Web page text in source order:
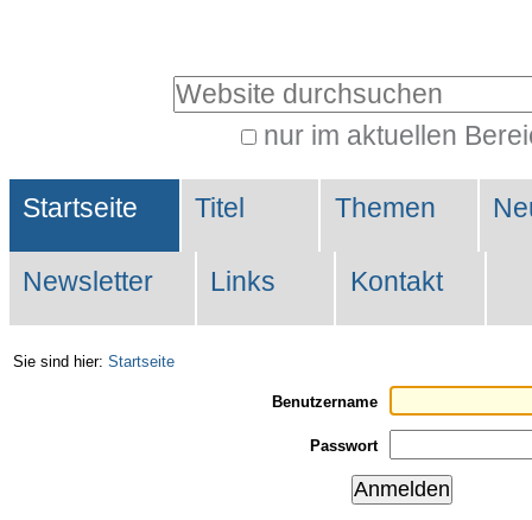
Direkt
zur
Navigation
Website durchsuchen
nur im aktuellen
Suche…
Sektionen
Startseite Titel Themen
Newsletter Links Kontakt
Sie sind hier: Startseite
Benutzername
Passwort